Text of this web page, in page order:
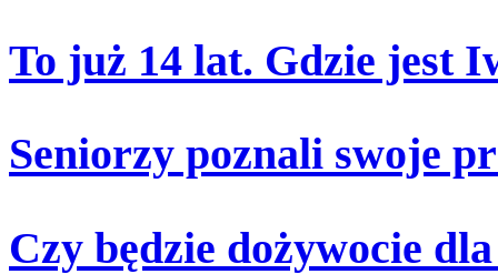
To już 14 lat. Gdzie jest
Seniorzy poznali swoje
Czy będzie dożywocie